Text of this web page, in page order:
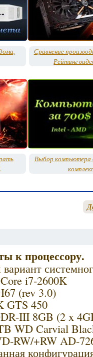
Сравнение
Рейтинг
Выбор компьютера
к процессору.
i7-2600K
(rev 3.0)
GTS 450
III 8GB (2 x
WD Carvial
RW/+RW AD-